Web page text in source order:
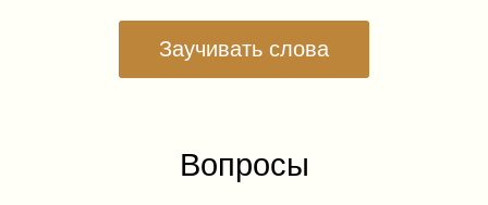
Заучивать слова
Вопросы